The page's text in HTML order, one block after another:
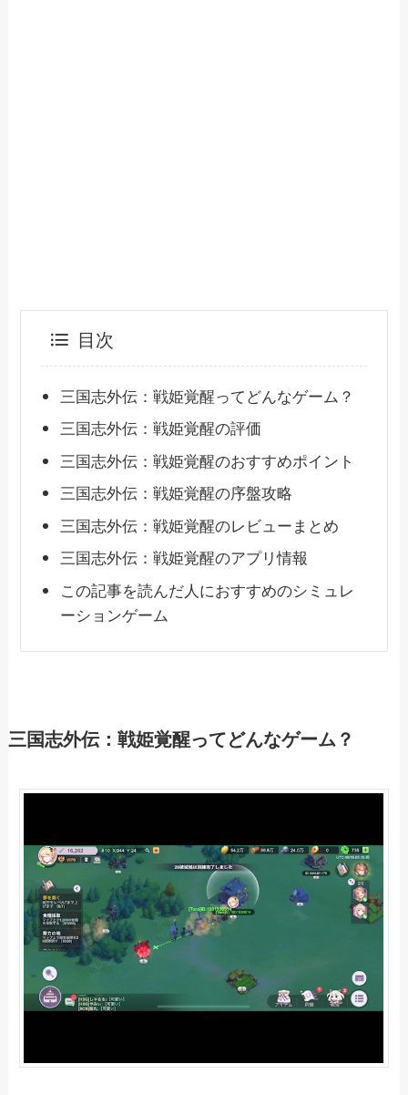
目次
三国志外伝：戦姫覚醒ってどんなゲーム？
三国志外伝：戦姫覚醒の評価
三国志外伝：戦姫覚醒のおすすめポイント
三国志外伝：戦姫覚醒の序盤攻略
三国志外伝：戦姫覚醒のレビューまとめ
三国志外伝：戦姫覚醒のアプリ情報
この記事を読んだ人におすすめのシミュレ
ーションゲーム
三国志外伝：戦姫覚醒ってどんなゲーム？